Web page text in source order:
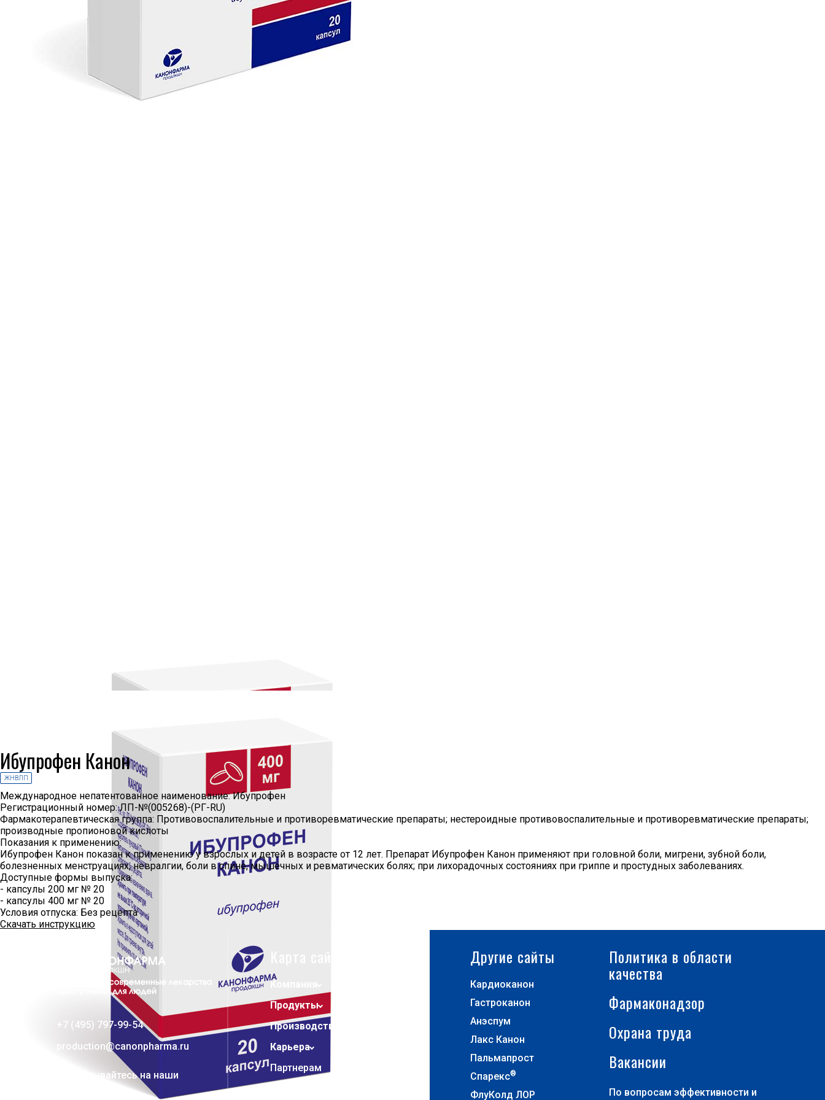
Ибупрофен Канон
ЖНВЛП
Международное непатентованное наименование:Ибупрофен
Регистрационный номер:ЛП-№(005268)-(РГ-RU)
Фармакотерапевтическая группа: Противовоспалительные и противоревматические препараты; нестероидные противовоспалительные и противоревматические препараты;
производные пропионовой кислоты
Показания к применению:
Ибупрофен Канон показан к применению у взрослых и детей в возрасте от 12 лет. Препарат Ибупрофен Канон применяют при головной боли, мигрени, зубной боли,
болезненных менструациях, невралгии, боли в спине, мышечных и ревматических болях; при лихорадочных состояниях при гриппе и простудных заболеваниях.
Доступные формы выпуска:
- капсулы 200 мг № 20
- капсулы 400 мг № 20
Условия отпуска: Без рецепта
Скачать инструкцию
+7 (495) 797-99-54
production@canonpharma.ru
Подписывайтесь на наши
Компания
Продукты
Производство и разработки
Карьера
Партнерам
Другие сайты
Кардиоканон
Гастроканон
Анэспум
Лакс Канон
Пальмапрост
Спарекс®
ФлуКолд ЛОР
Политика в области
качества
Фармаконадзор
Охрана труда
Вакансии
По вопросам эффективности и